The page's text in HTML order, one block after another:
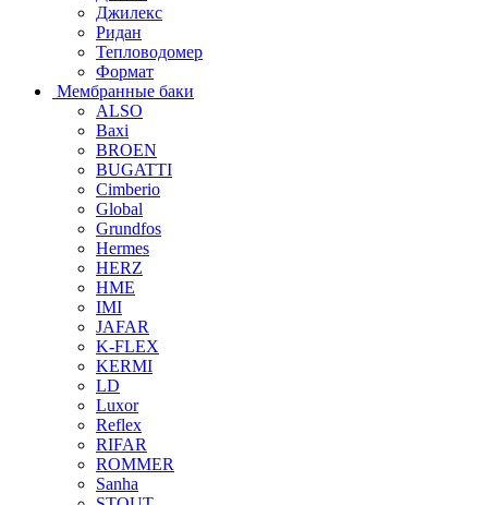
Джилекс
Ридан
Тепловодомер
Формат
Мембранные баки
ALSO
Baxi
BROEN
BUGATTI
Cimberio
Global
Grundfos
Hermes
HERZ
HME
IMI
JAFAR
K-FLEX
KERMI
LD
Luxor
Reflex
RIFAR
ROMMER
Sanha